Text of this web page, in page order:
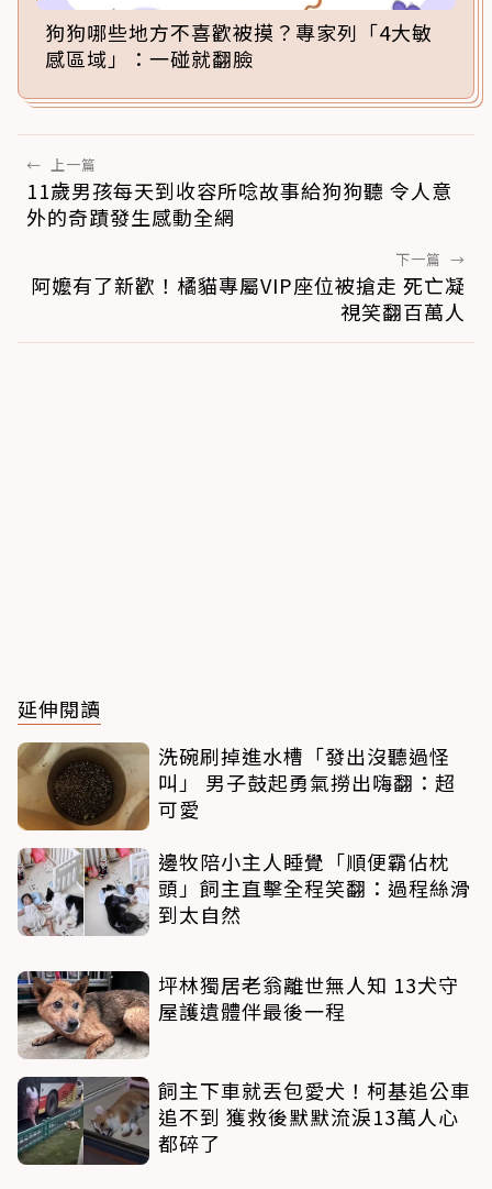
狗狗哪些地方不喜歡被摸？專家列「4大敏
感區域」：一碰就翻臉
← 上一篇
11歲男孩每天到收容所唸故事給狗狗聽 令人意
外的奇蹟發生感動全網
下一篇 →
阿嬤有了新歡！橘貓專屬VIP座位被搶走 死亡凝
視笑翻百萬人
延伸閱讀
洗碗刷掉進水槽「發出沒聽過怪
叫」 男子鼓起勇氣撈出嗨翻：超
可愛
邊牧陪小主人睡覺「順便霸佔枕
頭」飼主直擊全程笑翻：過程絲滑
到太自然
坪林獨居老翁離世無人知 13犬守
屋護遺體伴最後一程
飼主下車就丟包愛犬！柯基追公車
追不到 獲救後默默流淚13萬人心
都碎了